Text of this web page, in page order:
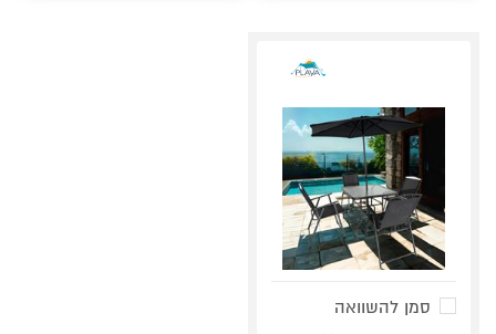
סמן להשוואה